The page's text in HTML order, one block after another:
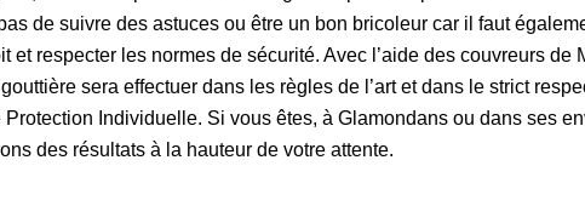
de suivre des astuces ou être un bon bricoleur car il faut
respecter les normes de sécurité. Avec l’aide des couvreurs de
sera effectuer dans les règles de l’art et dans le strict
Individuelle. Si vous êtes, à Glamondans ou dans ses
des résultats à la hauteur de votre attente.